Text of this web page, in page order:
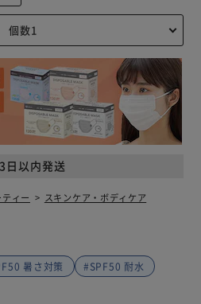
日以内発送
ィー
スキンケア・ボディケア
暑さ対策 #SPF50 耐水